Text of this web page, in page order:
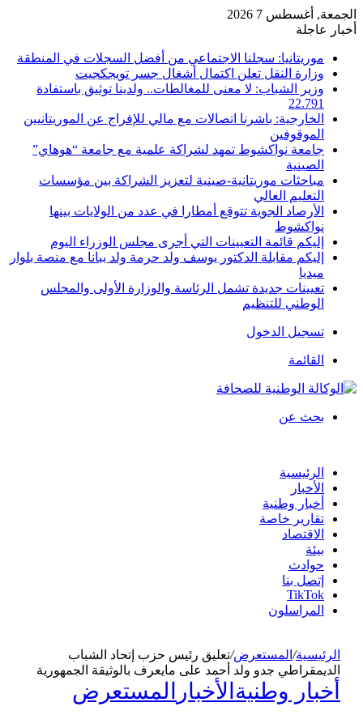
الجمعة, أغسطس 7 2026
أخبار عاجلة
موريتانيا: سجلنا الاجتماعي من أفضل السجلات في المنطقة
وزارة النقل تعلن اكتمال أشغال جسر تويجكجيت
وزير الشباب: لا معنى للمغالطات.. ولدينا توثيق باستفادة
22.791
الخارجية: باشرنا اتصالات مع مالي للإفراج عن الموريتانيين
الموقوفين
جامعة نواكشوط تمهد لشراكة علمية مع جامعة “هوهاي”
الصينية
مباحثات موريتانية-صينية لتعزيز الشراكة بين مؤسسات
التعليم العالي
الأرصاد الجوية تتوقع أمطارا في عدد من الولايات بينها
نواكشوط
إليكم قائمة التعيينات التي أجرى مجلس الوزراء اليوم
إليكم مقابلة الدكتور يوسف ولد حرمة ولد ببانا مع منصة بلوار
ميديا
تعيينات جديدة تشمل الرئاسة والوزارة الأولى والمجلس
الوطني للتنظيم
تسجيل الدخول
القائمة
بحث عن
الرئيسية
الأخبار
أخبار وطنية
تقارير خاصة
الاقتصاد
بيئة
حوادث
إتصل بنا
TikTok
المراسلون
الرئيسية/ المستعرض/تعليق رئيس حزب إتحاد الشباب
الديمقراطي جدو ولد أحمد على مايعرف بالوثيقة الجمهورية
أخبار وطنية الأخبار المستعرض